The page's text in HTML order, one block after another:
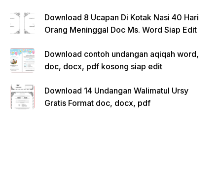
Download 8 Ucapan Di Kotak Nasi 40 Hari
Orang Meninggal Doc Ms. Word Siap Edit
Download contoh undangan aqiqah word,
doc, docx, pdf kosong siap edit
Download 14 Undangan Walimatul Ursy
Gratis Format doc, docx, pdf